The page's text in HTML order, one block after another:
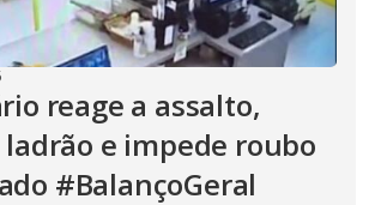
reage a assalto,
e impede roubo
#BalançoGeral